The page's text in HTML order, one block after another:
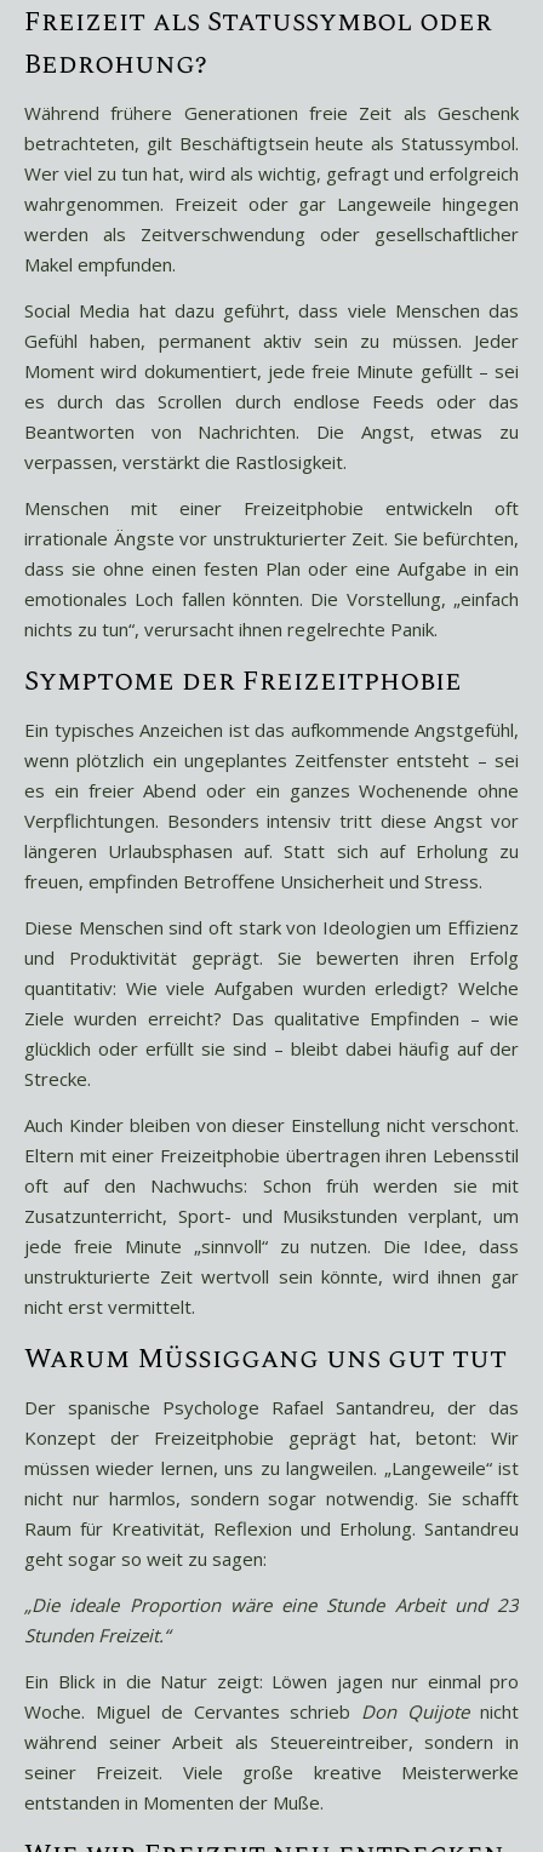
Freizeit als Statussymbol oder
Bedrohung?
Während frühere Generationen freie Zeit als Geschenk
betrachteten, gilt Beschäftigtsein heute als Statussymbol.
Wer viel zu tun hat, wird als wichtig, gefragt und erfolgreich
wahrgenommen. Freizeit oder gar Langeweile hingegen
werden als Zeitverschwendung oder gesellschaftlicher
Makel empfunden.
Social Media hat dazu geführt, dass viele Menschen das
Gefühl haben, permanent aktiv sein zu müssen. Jeder
Moment wird dokumentiert, jede freie Minute gefüllt – sei
es durch das Scrollen durch endlose Feeds oder das
Beantworten von Nachrichten. Die Angst, etwas zu
verpassen, verstärkt die Rastlosigkeit.
Menschen mit einer Freizeitphobie entwickeln oft
irrationale Ängste vor unstrukturierter Zeit. Sie befürchten,
dass sie ohne einen festen Plan oder eine Aufgabe in ein
emotionales Loch fallen könnten. Die Vorstellung, „einfach
nichts zu tun“, verursacht ihnen regelrechte Panik.
Symptome der Freizeitphobie
Ein typisches Anzeichen ist das aufkommende Angstgefühl,
wenn plötzlich ein ungeplantes Zeitfenster entsteht – sei
es ein freier Abend oder ein ganzes Wochenende ohne
Verpflichtungen. Besonders intensiv tritt diese Angst vor
längeren Urlaubsphasen auf. Statt sich auf Erholung zu
freuen, empfinden Betroffene Unsicherheit und Stress.
Diese Menschen sind oft stark von Ideologien um Effizienz
und Produktivität geprägt. Sie bewerten ihren Erfolg
quantitativ: Wie viele Aufgaben wurden erledigt? Welche
Ziele wurden erreicht? Das qualitative Empfinden – wie
glücklich oder erfüllt sie sind – bleibt dabei häufig auf der
Strecke.
Auch Kinder bleiben von dieser Einstellung nicht verschont.
Eltern mit einer Freizeitphobie übertragen ihren Lebensstil
oft auf den Nachwuchs: Schon früh werden sie mit
Zusatzunterricht, Sport- und Musikstunden verplant, um
jede freie Minute „sinnvoll“ zu nutzen. Die Idee, dass
unstrukturierte Zeit wertvoll sein könnte, wird ihnen gar
nicht erst vermittelt.
Warum Müßiggang uns gut tut
Der spanische Psychologe Rafael Santandreu, der das
Konzept der Freizeitphobie geprägt hat, betont: Wir
müssen wieder lernen, uns zu langweilen. „Langeweile“ ist
nicht nur harmlos, sondern sogar notwendig. Sie schafft
Raum für Kreativität, Reflexion und Erholung. Santandreu
geht sogar so weit zu sagen:
„Die ideale Proportion wäre eine Stunde Arbeit und 23
Stunden Freizeit.“
Ein Blick in die Natur zeigt: Löwen jagen nur einmal pro
Woche. Miguel de Cervantes schrieb Don Quijotenicht
während seiner Arbeit als Steuereintreiber, sondern in
seiner Freizeit. Viele große kreative Meisterwerke
entstanden in Momenten der Muße.